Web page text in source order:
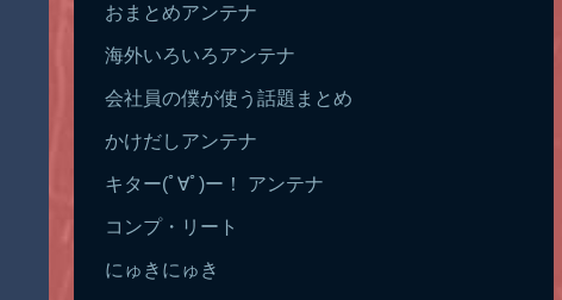
おまとめアンテナ
海外いろいろアンテナ
会社員の僕が使う話題まとめ
かけだしアンテナ
キター(ﾟ∀ﾟ)ー！ アンテナ
コンプ・リート
にゅきにゅき